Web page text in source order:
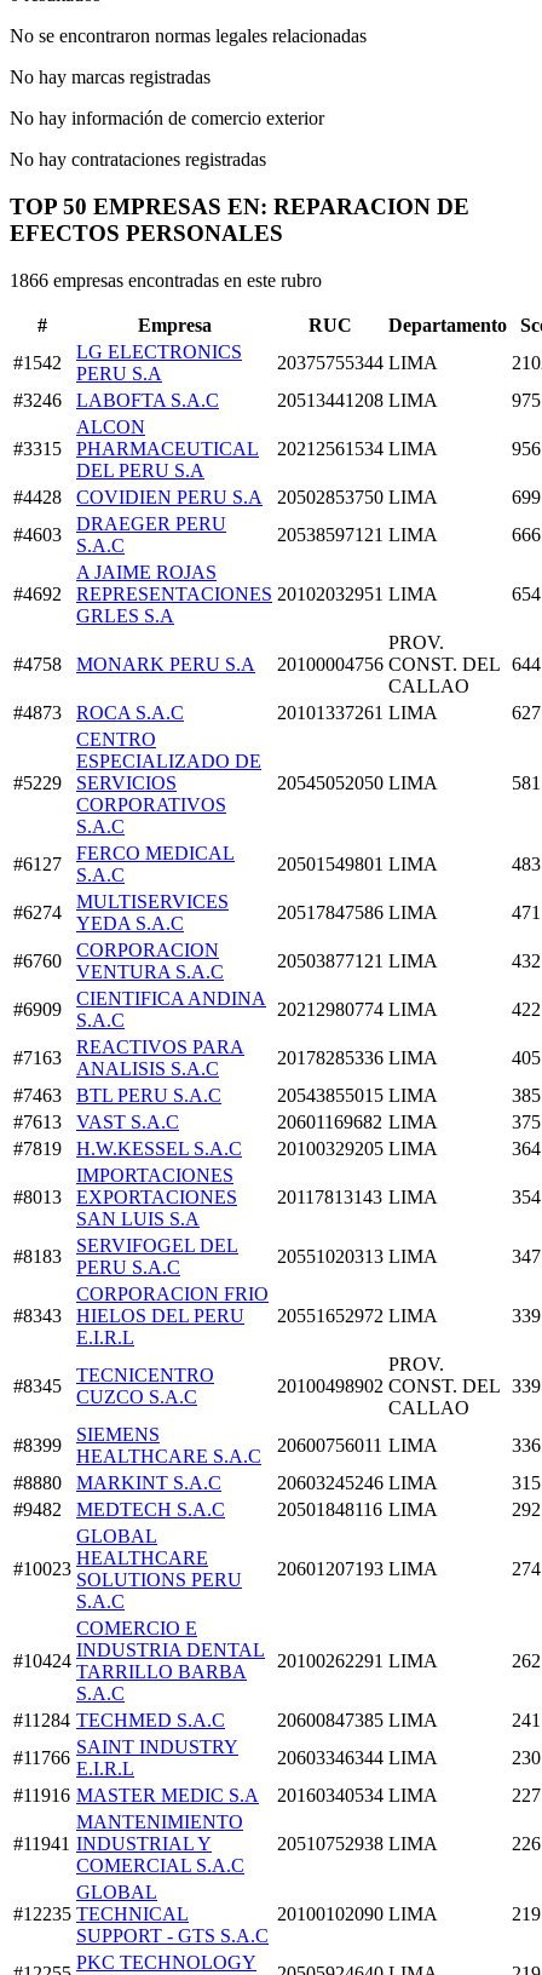
No se encontraron normas legales relacionadas
No hay marcas registradas
No hay información de comercio exterior
No hay contrataciones registradas
TOP 50 EMPRESAS EN: REPARACION DE
EFECTOS PERSONALES
1866 empresas encontradas en este rubro
# Empresa RUC Departamento
#1542
LG ELECTRONICS
PERU S.A
20375755344 LIMA
#3246
LABOFTA S.A.C 20513441208 LIMA
#3315
ALCON
PHARMACEUTICAL
DEL PERU S.A
20212561534 LIMA
#4428 COVIDIEN PERU S.A 20502853750 LIMA
#4603
DRAEGER PERU
S.A.C
20538597121 LIMA
#4692
A JAIME ROJAS
REPRESENTACIONES
GRLES S.A
20102032951 LIMA
#4758 MONARK PERU S.A 20100004756
PROV.
CONST. DEL
CALLAO
#4873 ROCA S.A.C 20101337261 LIMA
#5229
CENTRO
ESPECIALIZADO DE
SERVICIOS
CORPORATIVOS
S.A.C
20545052050 LIMA
#6127
FERCO MEDICAL
S.A.C
20501549801 LIMA
#6274
MULTISERVICES
YEDA S.A.C
20517847586 LIMA
#6760
CORPORACION
VENTURA S.A.C
20503877121 LIMA
#6909
CIENTIFICA ANDINA
S.A.C
20212980774 LIMA
#7163
REACTIVOS PARA
ANALISIS S.A.C
20178285336 LIMA
#7463
BTL PERU S.A.C 20543855015 LIMA
#7613
VAST S.A.C 20601169682 LIMA
#7819
H.W.KESSEL S.A.C 20100329205 LIMA
#8013
IMPORTACIONES
EXPORTACIONES
SAN LUIS S.A
20117813143 LIMA
#8183
SERVIFOGEL DEL
PERU S.A.C
20551020313 LIMA
#8343
CORPORACION FRIO
HIELOS DEL PERU
E.I.R.L
20551652972 LIMA
#8345
TECNICENTRO
CUZCO S.A.C
20100498902
PROV.
CONST. DEL
CALLAO
#8399
SIEMENS
HEALTHCARE S.A.C
20600756011 LIMA
#8880
MARKINT S.A.C 20603245246 LIMA
#9482
MEDTECH S.A.C 20501848116 LIMA
#10023
GLOBAL
HEALTHCARE
SOLUTIONS PERU
S.A.C
20601207193 LIMA
#10424
COMERCIO E
INDUSTRIA DENTAL
TARRILLO BARBA
S.A.C
20100262291 LIMA
#11284 TECHMED S.A.C 20600847385 LIMA
#11766
SAINT INDUSTRY
E.I.R.L
20603346344 LIMA
#11916 MASTER MEDIC S.A 20160340534 LIMA
#11941
MANTENIMIENTO
INDUSTRIAL Y
COMERCIAL S.A.C
20510752938 LIMA
#12235
GLOBAL
TECHNICAL
SUPPORT - GTS S.A.C
20100102090 LIMA
PKC TECHNOLOGY